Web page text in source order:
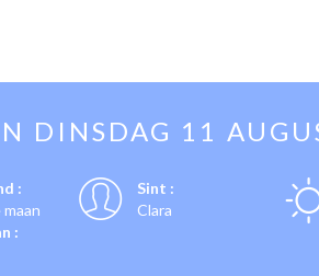
DINSDAG 11
:
:
Sint :
Clara